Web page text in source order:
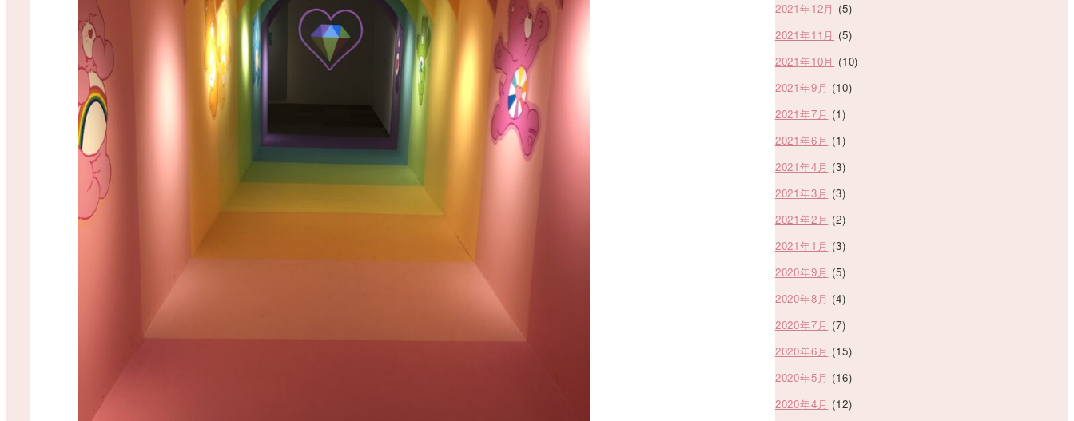
2021年12月 (5)
2021年11月 (5)
2021年10月 (10)
2021年9月 (10)
2021年7月 (1)
2021年6月 (1)
2021年4月 (3)
2021年3月 (3)
2021年2月 (2)
2021年1月 (3)
2020年9月 (5)
2020年8月 (4)
2020年7月 (7)
2020年6月 (15)
2020年5月 (16)
2020年4月 (12)